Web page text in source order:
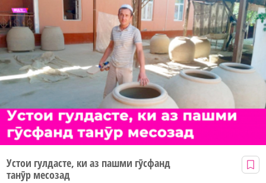
Устои гулдасте, ки аз пашми гӯсфанд
танӯр месозад